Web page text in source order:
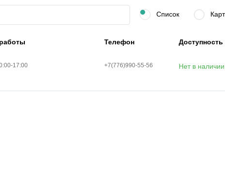
Список
Телефон Доступность
17:00 +7(776)990-55-56 Нет в наличии